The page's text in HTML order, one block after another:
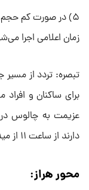
۵) در صورت کم حجم
زمان اعلامی اجرا
تبصره: تردد از
برای ساکنان و
عزیمت به چالوس
دارند از ساعت ۱۱ از میدان امیرکبیر به سمت چالوس ممنوع است.
محور هراز: